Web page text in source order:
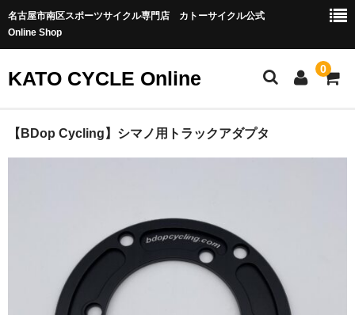
名古屋市南区スポーツサイクル専門店 カトーサイクル公式
Online Shop
KATO CYCLE Online 0
ホーム
MTB-OFFROAD
ロードバイク
グラベル/シクロクロス
【BDop Cycling】シマノ用トラックアダプタ